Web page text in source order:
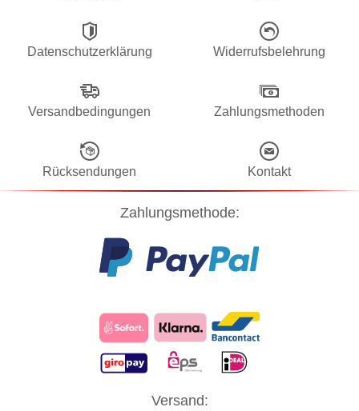
zu Ihren Rechten als Benutzer finden Sie in unserer
Datenschutzerklärung Widerrufsbelehrung
Versandbedingungen Zahlungsmethoden
Rücksendungen Kontakt
Zahlungsmethode:
Versand: